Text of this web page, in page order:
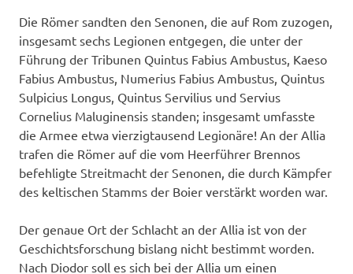
Die Römer sandten den Senonen, die auf Rom zuzogen,
insgesamt sechs Legionen entgegen, die unter der
Führung der Tribunen Quintus Fabius Ambustus, Kaeso
Fabius Ambustus, Numerius Fabius Ambustus, Quintus
Sulpicius Longus, Quintus Servilius und Servius
Cornelius Maluginensis standen; insgesamt umfasste
die Armee etwa vierzigtausend Legionäre! An der Allia
trafen die Römer auf die vom Heerführer Brennos
befehligte Streitmacht der Senonen, die durch Kämpfer
des keltischen Stamms der Boier verstärkt worden war.
Der genaue Ort der Schlacht an der Allia ist von der
Geschichtsforschung bislang nicht bestimmt worden.
Nach Diodor soll es sich bei der Allia um einen